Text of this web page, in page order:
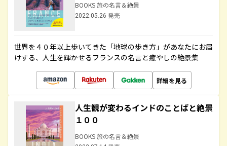
BOOKS 旅の名言＆絶景
2022.05.26 発売
世界を４０年以上歩いてきた「地球の歩き方」があなたにお届
けする、人生を輝かせるフランスの名言と癒やしの絶景集
詳細を見る
人生観が変わるインドのことばと絶景
１００
BOOKS 旅の名言＆絶景